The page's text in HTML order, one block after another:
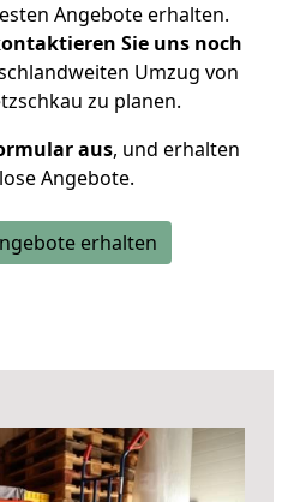
Angebote erhalten.
Sie uns noch
Umzug von
zu planen.
aus, und erhalten
Angebote.
erhalten